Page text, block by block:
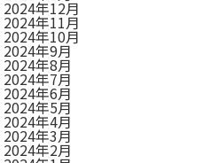
2024年12月
2024年11月
2024年10月
2024年9月
2024年8月
2024年7月
2024年6月
2024年5月
2024年4月
2024年3月
2024年2月